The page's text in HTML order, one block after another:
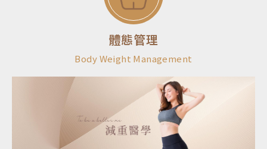
體態管理
Body Weight Management